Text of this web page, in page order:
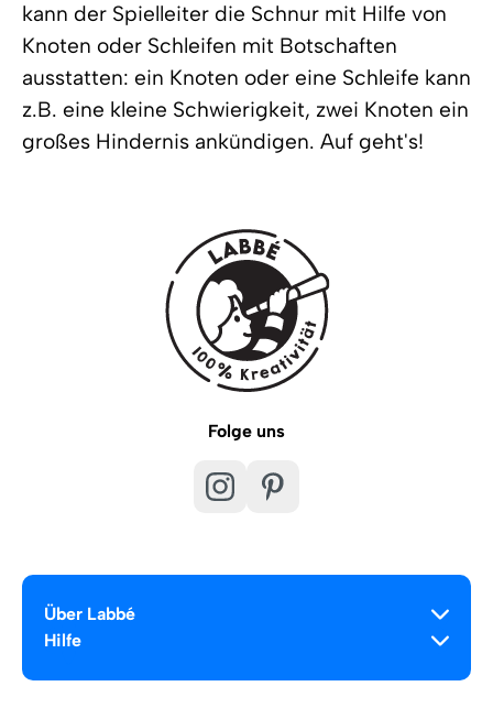
kann der Spielleiter die Schnur mit Hilfe von
Knoten oder Schleifen mit Botschaften
ausstatten: ein Knoten oder eine Schleife kann
z.B. eine kleine Schwierigkeit, zwei Knoten ein
großes Hindernis ankündigen. Auf geht's!
Folge uns
Über Labbé
Hilfe